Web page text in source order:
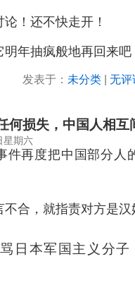
！还不快走开！
明年抽疯般地再回来
发表于： 未分类| 无评
何损失，中国人相
星期六
再度把中国部分人
，就指责对方是汉
军国主义分子